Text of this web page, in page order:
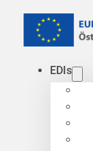
EDIs